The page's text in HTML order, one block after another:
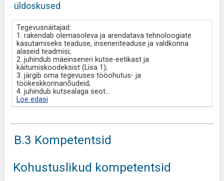
üldoskused
Tegevusnäitajad:
1. rakendab olemasoleva ja arendatava tehnoloogiate
kasutamiseks teaduse, inseneriteaduse ja valdkonna
alaseid teadmisi;
2. juhindub mäeinseneri kutse-eetikast ja
käitumiskoodeksist (Lisa 1);
3. järgib oma tegevuses tööohutus- ja
töökeskkonnanõudeid;
4. juhindub kutsealaga seot...
Loe edasi
B.3 Kompetentsid
Kohustuslikud kompetentsid